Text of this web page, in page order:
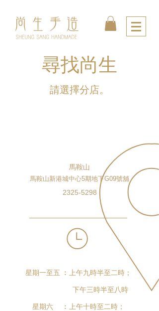
​尋找尚生
請選擇分店。
馬鞍山
馬鞍山新港城中心5期地下G09號舖
2325-5298
星期一至五 ︰上午九時半至二時；
下午三時半至八時
星期六 ︰上午十時至二時；